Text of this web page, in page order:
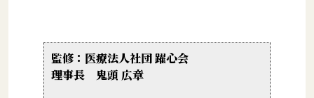
監修：医療法人社団 躍心会
理事長 鬼頭 広章